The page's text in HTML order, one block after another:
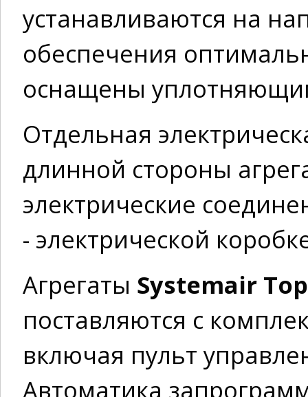
устанавливаются на
обеспечения
оснащены
Отдельная
длинной стороны
электрические
- электрической
Агрегаты Systemair
поставляются с
включая пульт
Автоматика